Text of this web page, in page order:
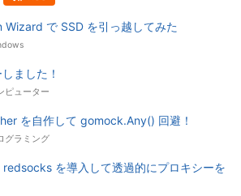
Wizard で SSD を引っ越してみた
ました！
ピューター
を自作して gomock.Any() 回避！
グラミング
を導入して透過的にプロキシーを